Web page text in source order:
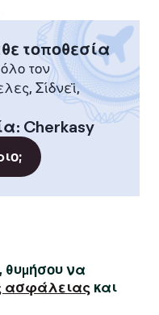
τοποθεσία
τον
Σίδνεϊ,
: Cherkasy
θυμήσου να
ασφάλειας και